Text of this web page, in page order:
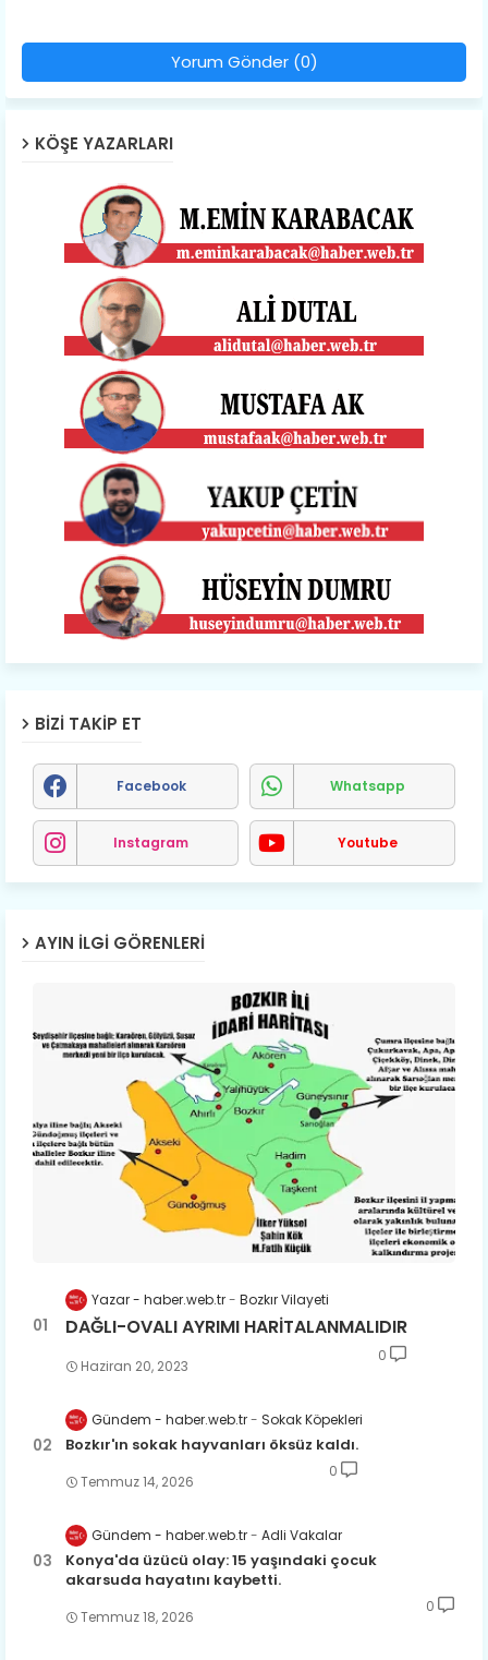
Yorum Gönder (0)
KÖŞE YAZARLARI
BIZI TAKIP ET
Facebook Whatsapp
Instagram Youtube
AYIN İLGI GÖRENLERI
Yazar - haber.web.tr Bozkır Vilayeti
DAĞLI-OVALI AYRIMI HARİTALANMALIDIR
Haziran 20, 2023
0
Gündem - haber.web.tr Sokak Köpekleri
Bozkır'ın sokak hayvanları öksüz kaldı.
Temmuz 14, 2026
0
Gündem - haber.web.tr Adli Vakalar
Konya'da üzücü olay: 15 yaşındaki çocuk
akarsuda hayatını kaybetti.
Temmuz 18, 2026
0